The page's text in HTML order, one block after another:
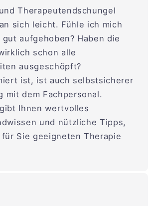
Therapeutendschungel
sich leicht. Fühle ich mich
aufgehoben? Haben die
schon alle
ausgeschöpft?
ist, ist auch selbstsicherer
mit dem Fachpersonal.
Ihnen wertvolles
und nützliche Tipps,
Sie geeigneten Therapie